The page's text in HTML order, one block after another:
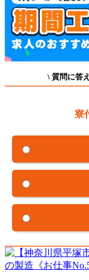
\ 質問に答え
寮